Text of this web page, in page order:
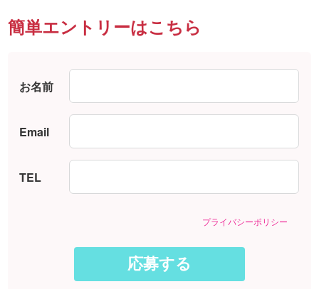
簡単エントリーはこちら
お名前
Email
TEL
プライバシーポリシー